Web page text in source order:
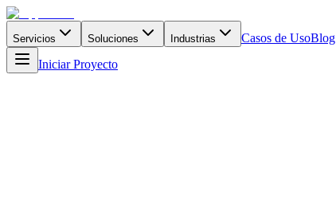
Servicios Soluciones Industrias Casos de UsoBlog
Iniciar Proyecto